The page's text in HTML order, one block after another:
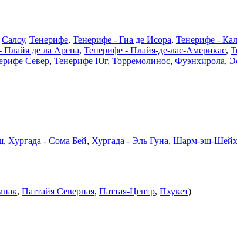
Салоу, Тенерифе, Тенерифе - Гиа де Исора, Тенерифе -
Плайя де ла Арена, Тенерифе - Плайя-де-лас-Америкас,
Север, Тенерифе Юг, Торремолинос, Фуэнхирола,
, Хургада - Сома Бей, Хургада - Эль Гуна, Шарм-эш-Шейх
, Паттайя Северная, Паттая-Центр, Пхукет)